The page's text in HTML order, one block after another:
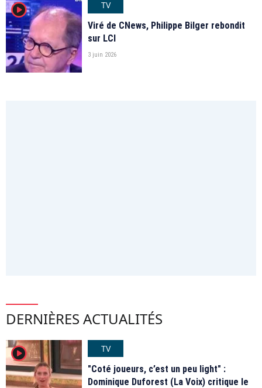
player2
TV
Viré de CNews, Philippe Bilger rebondit
sur LCI
3 juin 2026
DERNIÈRES ACTUALITÉS
player2
TV
"Coté joueurs, c’est un peu light" :
Dominique Duforest (La Voix) critique le